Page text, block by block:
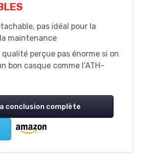
pas idéal pour la
maintenance
perçue pas énorme si on
bon casque comme l’ATH-
conclusion complète